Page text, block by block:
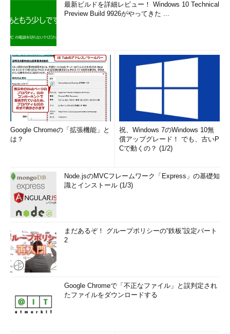
最新ビルドを詳細レビュー！ Windows 10 Technical
Preview Build 9926がやってきた ...
Google Chromeの「拡張機能」と
は？
祝、Windows 7のWindows 10無
償アップグレード！ でも、古いP
Cで動くの？ (1/2)
Node.jsのMVCフレームワーク「Express」の基礎知
識とインストール (1/3)
まだあるぞ！ グループポリシーの“鉄板”設定パート
2
Google Chromeで「不正なファイル」と誤判定され
たファイルをダウンロードする